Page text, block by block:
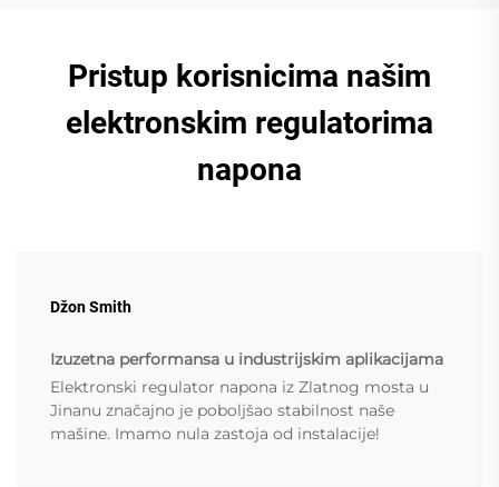
Pristup korisnicima našim
elektronskim regulatorima
napona
Džon Smith
Izuzetna performansa u industrijskim aplikacijama
Elektronski regulator napona iz Zlatnog mosta u
Jinanu značajno je poboljšao stabilnost naše
mašine. Imamo nula zastoja od instalacije!